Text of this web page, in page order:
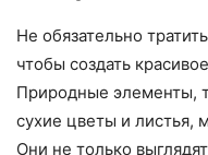
Не обязательно
чтобы создать
Природные элементы,
сухие цветы и листья,
Они не только